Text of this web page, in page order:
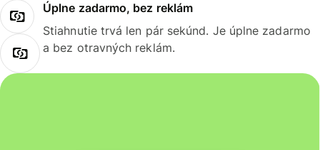
Úplne zadarmo, bez reklám
Stiahnutie trvá len pár sekúnd. Je úplne zadarmo
a bez otravných reklám.